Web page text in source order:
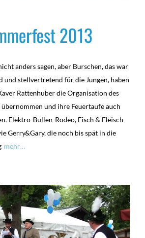
2013
anders sagen, aber Burschen, das war
und stellvertretend für die Jungen, haben
Rattenhuber die Organisation des
und ihre Feuertaufe auch
Elektro-Bullen-Rodeo, Fisch & Fleisch
Gerry&Gary, die noch bis spät in die
mehr…